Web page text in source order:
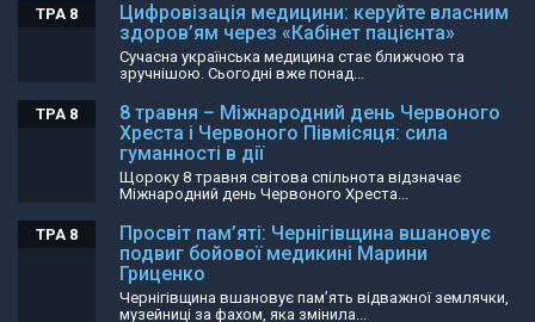
Цифровізація медицини: керуйте власним
здоров’ям через «Кабінет пацієнта»
ТРА 8
Сучасна українська медицина стає ближчою та
зручнішою. Сьогодні вже понад...
8 травня – Міжнародний день Червоного
Хреста і Червоного Півмісяця: сила
гуманності в дії
ТРА 8
Щороку 8 травня світова спільнота відзначає
Міжнародний день Червоного Хреста...
Просвіт пам’яті: Чернігівщина вшановує
подвиг бойової медикині Марини
Гриценко
ТРА 8
Чернігівщина вшановує пам’ять відважної землячки,
музейниці за фахом, яка змінила...